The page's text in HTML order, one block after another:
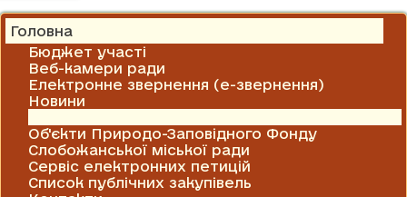
КОНТАКТИ
Головна
Бюджет участі
Веб-камери ради
Електронне звернення (е-звернення)
Новини
Об'єкти Природо-Заповідного Фонду
Слобожанської міської ради
Сервіс електронних петицій
Список публічних закупівель